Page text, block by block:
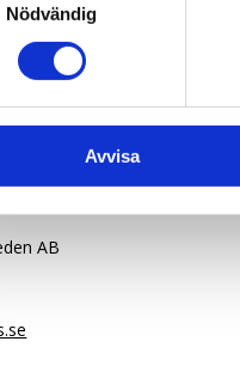
Nödvändig
Avvisa
AB